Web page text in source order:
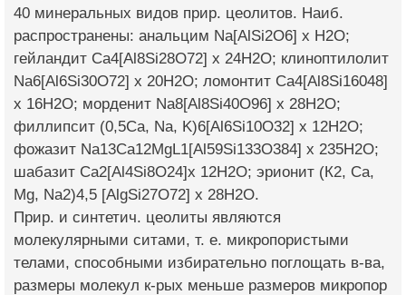
40 минеральных видов прир. цеолитов. Наиб.
распространены: анальцим Na[AlSi2О6] х Н2О;
гейландит Ca4[Al8Si28O72] х 24H2O; клиноптилолит
Na6[Al6Si30O72] х 20Н2О; ломонтит Ca4[Al8Si16048]
х 16Н2О; морденит Na8[Al8Si40O96] x 28H2O;
филлипсит (0,5Са, Na, K)6[Al6Si10O32] x 12H2O;
фожазит Na13Ca12MgL1[Al59Si133O384] x 235H2O;
шабазит Ca2[Al4Si8O24]x 12H2O; эрионит (К2, Са,
Mg, Na2)4,5 [AlgSi27O72] x 28Н2О.
Прир. и синтетич. цеолиты являются
молекулярными ситами, т. е. микропористыми
телами, способными избирательно поглощать в-ва,
размеры молекул к-рых меньше размеров микропор